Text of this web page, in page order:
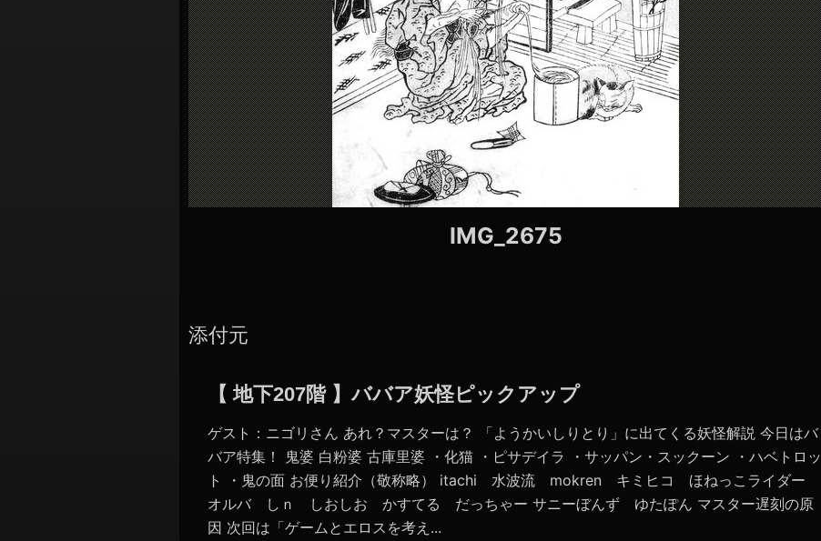
IMG_2675
添付元
【 地下207階 】ババア妖怪ピックアップ
ゲスト：ニゴリさん あれ？マスターは？ 「ようかいしりとり」に出てくる妖怪解説 今日はバ
バア特集！ 鬼婆 白粉婆 古庫里婆 ・化猫 ・ピサデイラ ・サッパン・スックーン ・ハベトロッ
ト ・鬼の面 お便り紹介（敬称略） itachi 水波流 mokren キミヒコ ほねっこライダー
オルバ しｎ しおしお かすてる だっちゃー サニーぼんず ゆたぽん マスター遅刻の原
因 次回は「ゲームとエロスを考え...